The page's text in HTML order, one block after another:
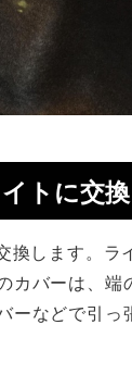
トに交換
換します。ラ
カバーは、端
ーなどで引っ